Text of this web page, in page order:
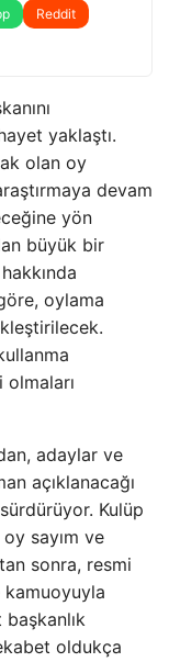
Reddit
yaklaştı.
olan oy
devam
yön
büyük bir
oylama
adaylar ve
açıklanacağı
Kulüp
sayım ve
sonra, resmi
başkanlık
oldukça